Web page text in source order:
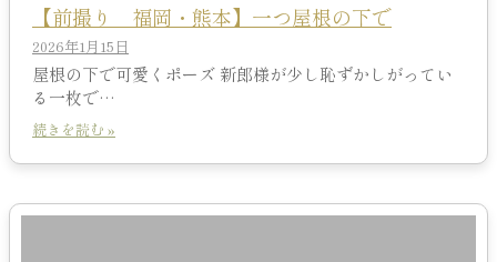
【前撮り 福岡・熊本】一つ屋根の下で
2026年1月15日
屋根の下で可愛くポーズ 新郎様が少し恥ずかしがってい
る一枚で…
続きを読む »